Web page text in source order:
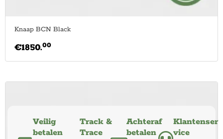
Knaap BCN Black
€1850.00
Veilig
betalen
Track &
Trace
Achteraf
betalen
Klantenser
vice